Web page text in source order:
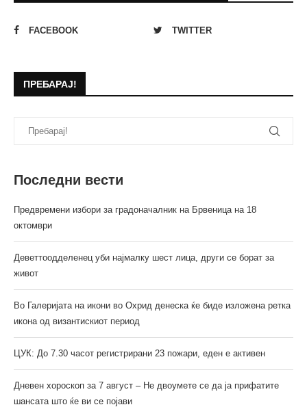
FACEBOOK TWITTER
ПРЕБАРАЈ!
Последни вести
Предвремени избори за градоначалник на Брвеница на 18
октомври
Деветтоодделенец уби најмалку шест лица, други се борат за
живот
Во Галеријата на икони во Охрид денеска ќе биде изложена ретка
икона од византискиот период
ЦУК: До 7.30 часот регистрирани 23 пожари, еден е активен
Дневен хороскоп за 7 август – Не двоумете се да ја прифатите
шансата што ќе ви се појави